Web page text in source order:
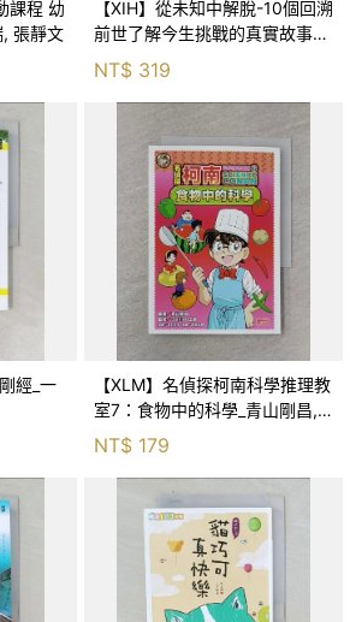
課程 幼
, 張靜文
【XIH】從未知中解脫-10個回溯
前世了解今生挑戰的真實故事_
羅伯特．舒
NT$ 319
經_一
【XLM】名偵探柯南科學推理教
室7：食物中的科學_青山剛昌,
NT$ 179